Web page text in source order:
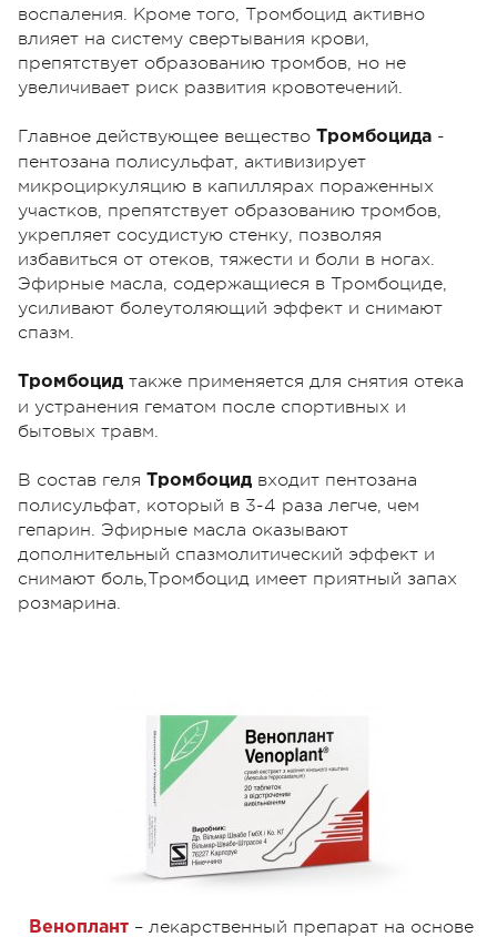
воспаления. Кроме того, Тромбоцид активно
влияет на систему свертывания крови,
препятствует образованию тромбов, но не
увеличивает риск развития кровотечений.
Главное действующее вещество Тромбоцида -
пентозана полисульфат, активизирует
микроциркуляцию в капиллярах пораженных
участков, препятствует образованию тромбов,
укрепляет сосудистую стенку, позволяя
избавиться от отеков, тяжести и боли в ногах.
Эфирные масла, содержащиеся в Тромбоциде,
усиливают болеутоляющий эффект и снимают
спазм.
Тромбоцид также применяется для снятия отека
и устранения гематом после спортивных и
бытовых травм.
В состав геля Тромбоцид входит пентозана
полисульфат, который в 3-4 раза легче, чем
гепарин. Эфирные масла оказывают
дополнительный спазмолитический эффект и
снимают боль,Тромбоцид имеет приятный запах
розмарина.
Веноплант – лекарственный препарат на основе